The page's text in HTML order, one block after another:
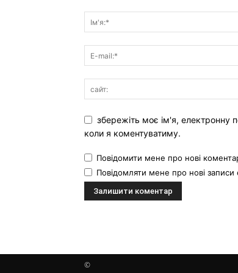
збережіть моє ім'я, електронну
коли я коментуватиму.
Повідомити мене про нові
Повідомляти мене про нові
©